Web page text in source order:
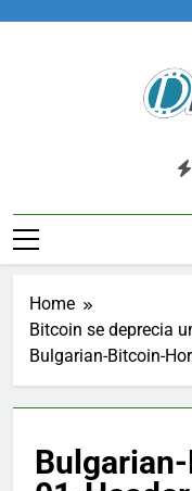
Home
Bitcoin se deprecia
Bulgarian-Bitcoin-